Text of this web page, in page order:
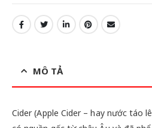
MÔ TẢ
Cider (Apple Cider – hay nước táo